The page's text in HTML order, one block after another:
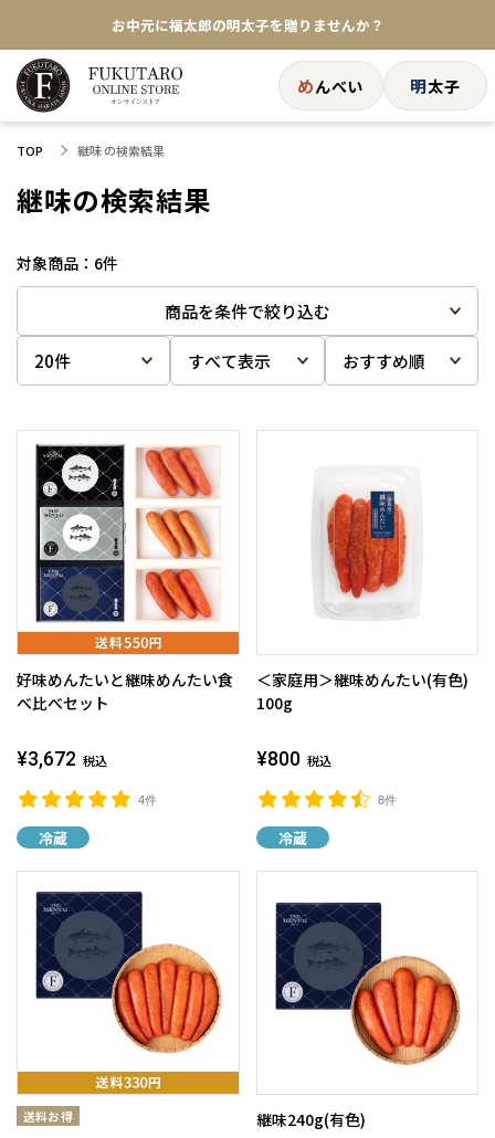
お中元に福太郎の明太子を贈りませんか？
★めんべい25周年記念商品が登場★
【色々な味を試したい方へ】ポストイン！めんべい
めんべい 明太子
TOP 継味 の検索結果
継味の検索結果
商品を条件で絞り込む
6件
好味めんたいと継味めんたい食
べ比べセット
4件
¥3,672 税込
冷蔵
＜家庭用＞継味めんたい(有色)
100g
8件
¥800 税込
冷蔵
継味240g(有色)